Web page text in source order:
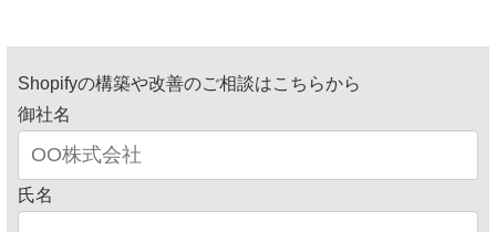
Shopifyの構築や改善のご相談はこちらから
御社名
氏名